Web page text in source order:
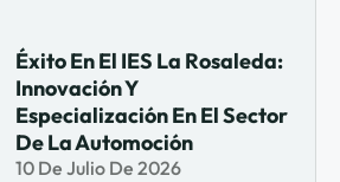
Éxito En El IES La Rosaleda:
Innovación Y
Especialización En El Sector
De La Automoción
10 De Julio De 2026